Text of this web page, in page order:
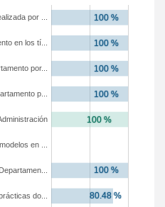
do...
en ...
p...
por...
en los tí...
por ...